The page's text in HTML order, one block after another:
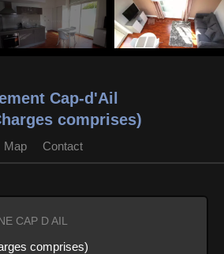
Cap-d'Ail
comprises)
Map Contact
CAP D AIL
comprises)